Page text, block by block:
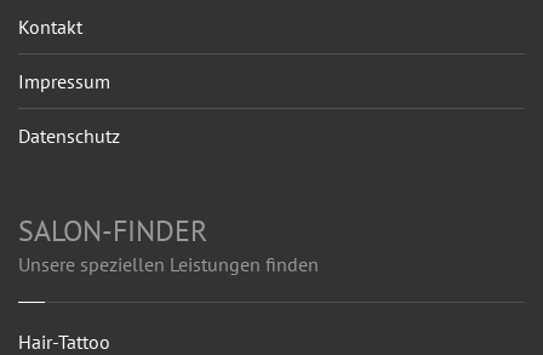
Kontakt
Impressum
Datenschutz
SALON-FINDER
Unsere speziellen Leistungen finden
Hair-Tattoo